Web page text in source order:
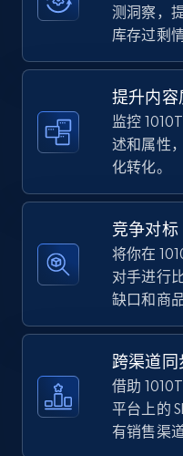
URL, Title, Available,
price, Final price,
TikTok Shop -
by keywords search
URL, Title, Available,
price, Final price,
5.4K+ 667+
TikTok Shop -
URL, Title, Available,
price, Final price,
测洞察，
库存过剩情
提升内容
监控
述和属性
化转化。
竞争对标
将你在
对手进行
缺口和商
跨渠道同
借助
平台上的
有销售渠